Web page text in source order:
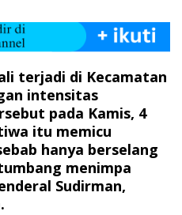
terjadi di Kecamatan
intensitas
pada Kamis, 4
itu memicu
hanya berselang
menimpa
Sudirman,